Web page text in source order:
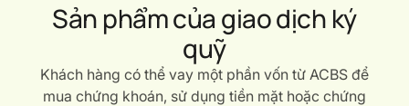
Sản phẩm của giao dịch ký
quỹ
Khách hàng có thể vay một phần vốn từ ACBS để
mua chứng khoán, sử dụng tiền mặt hoặc chứng